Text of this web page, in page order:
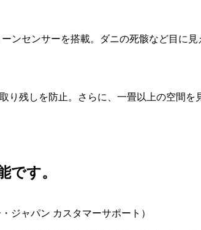
ンセンサーを搭載。ダニの死骸など目に
り残しを防止。さらに、一畳以上の空間
です。
ジャパン カスタマーサポート）